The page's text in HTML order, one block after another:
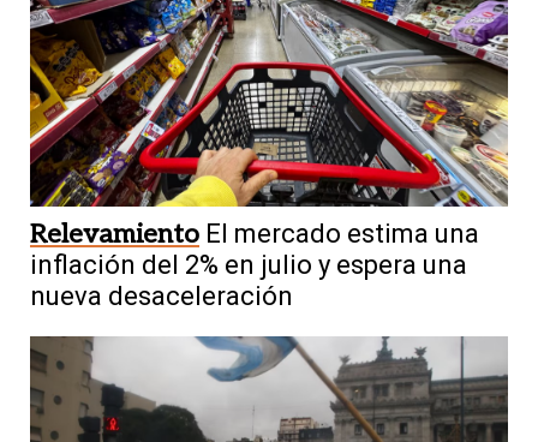
Relevamiento El mercado estima una
inflación del 2% en julio y espera una
nueva desaceleración